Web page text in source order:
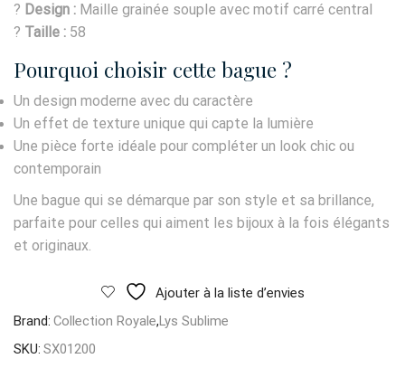
? Design : Maille grainée souple avec motif carré central
? Taille : 58
Pourquoi choisir cette bague ?
Un design moderne avec du caractère
Un effet de texture unique qui capte la lumière
Une pièce forte idéale pour compléter un look chic ou
contemporain
Une bague qui se démarque par son style et sa brillance,
parfaite pour celles qui aiment les bijoux à la fois élégants
et originaux.
Ajouter à la liste d’envies
Brand: Collection Royale,Lys Sublime
SKU: SX01200